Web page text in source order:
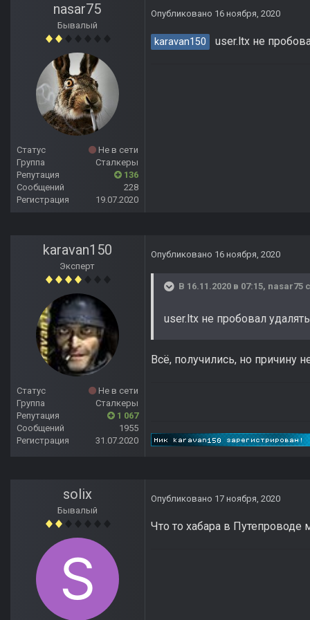
nasar75
Бывалый
Статус
Не в сети
Группа
Сталкеры
Репутация
136
Сообщений
228
Регистрация
19.07.2020
Опубликовано 16 ноября, 2020
karavan150 user.ltx не
karavan150
Эксперт
Статус
Не в сети
Группа
Сталкеры
Репутация
1 067
Сообщений
1955
Регистрация
31.07.2020
Опубликовано 16 ноября, 2020
В 16.11.2020 в 07:15, nasar75
user.ltx не пробовал
Всё, получились, но причину
solix
Бывалый
Опубликовано 17 ноября, 2020
Что то хабара в Путепроводе